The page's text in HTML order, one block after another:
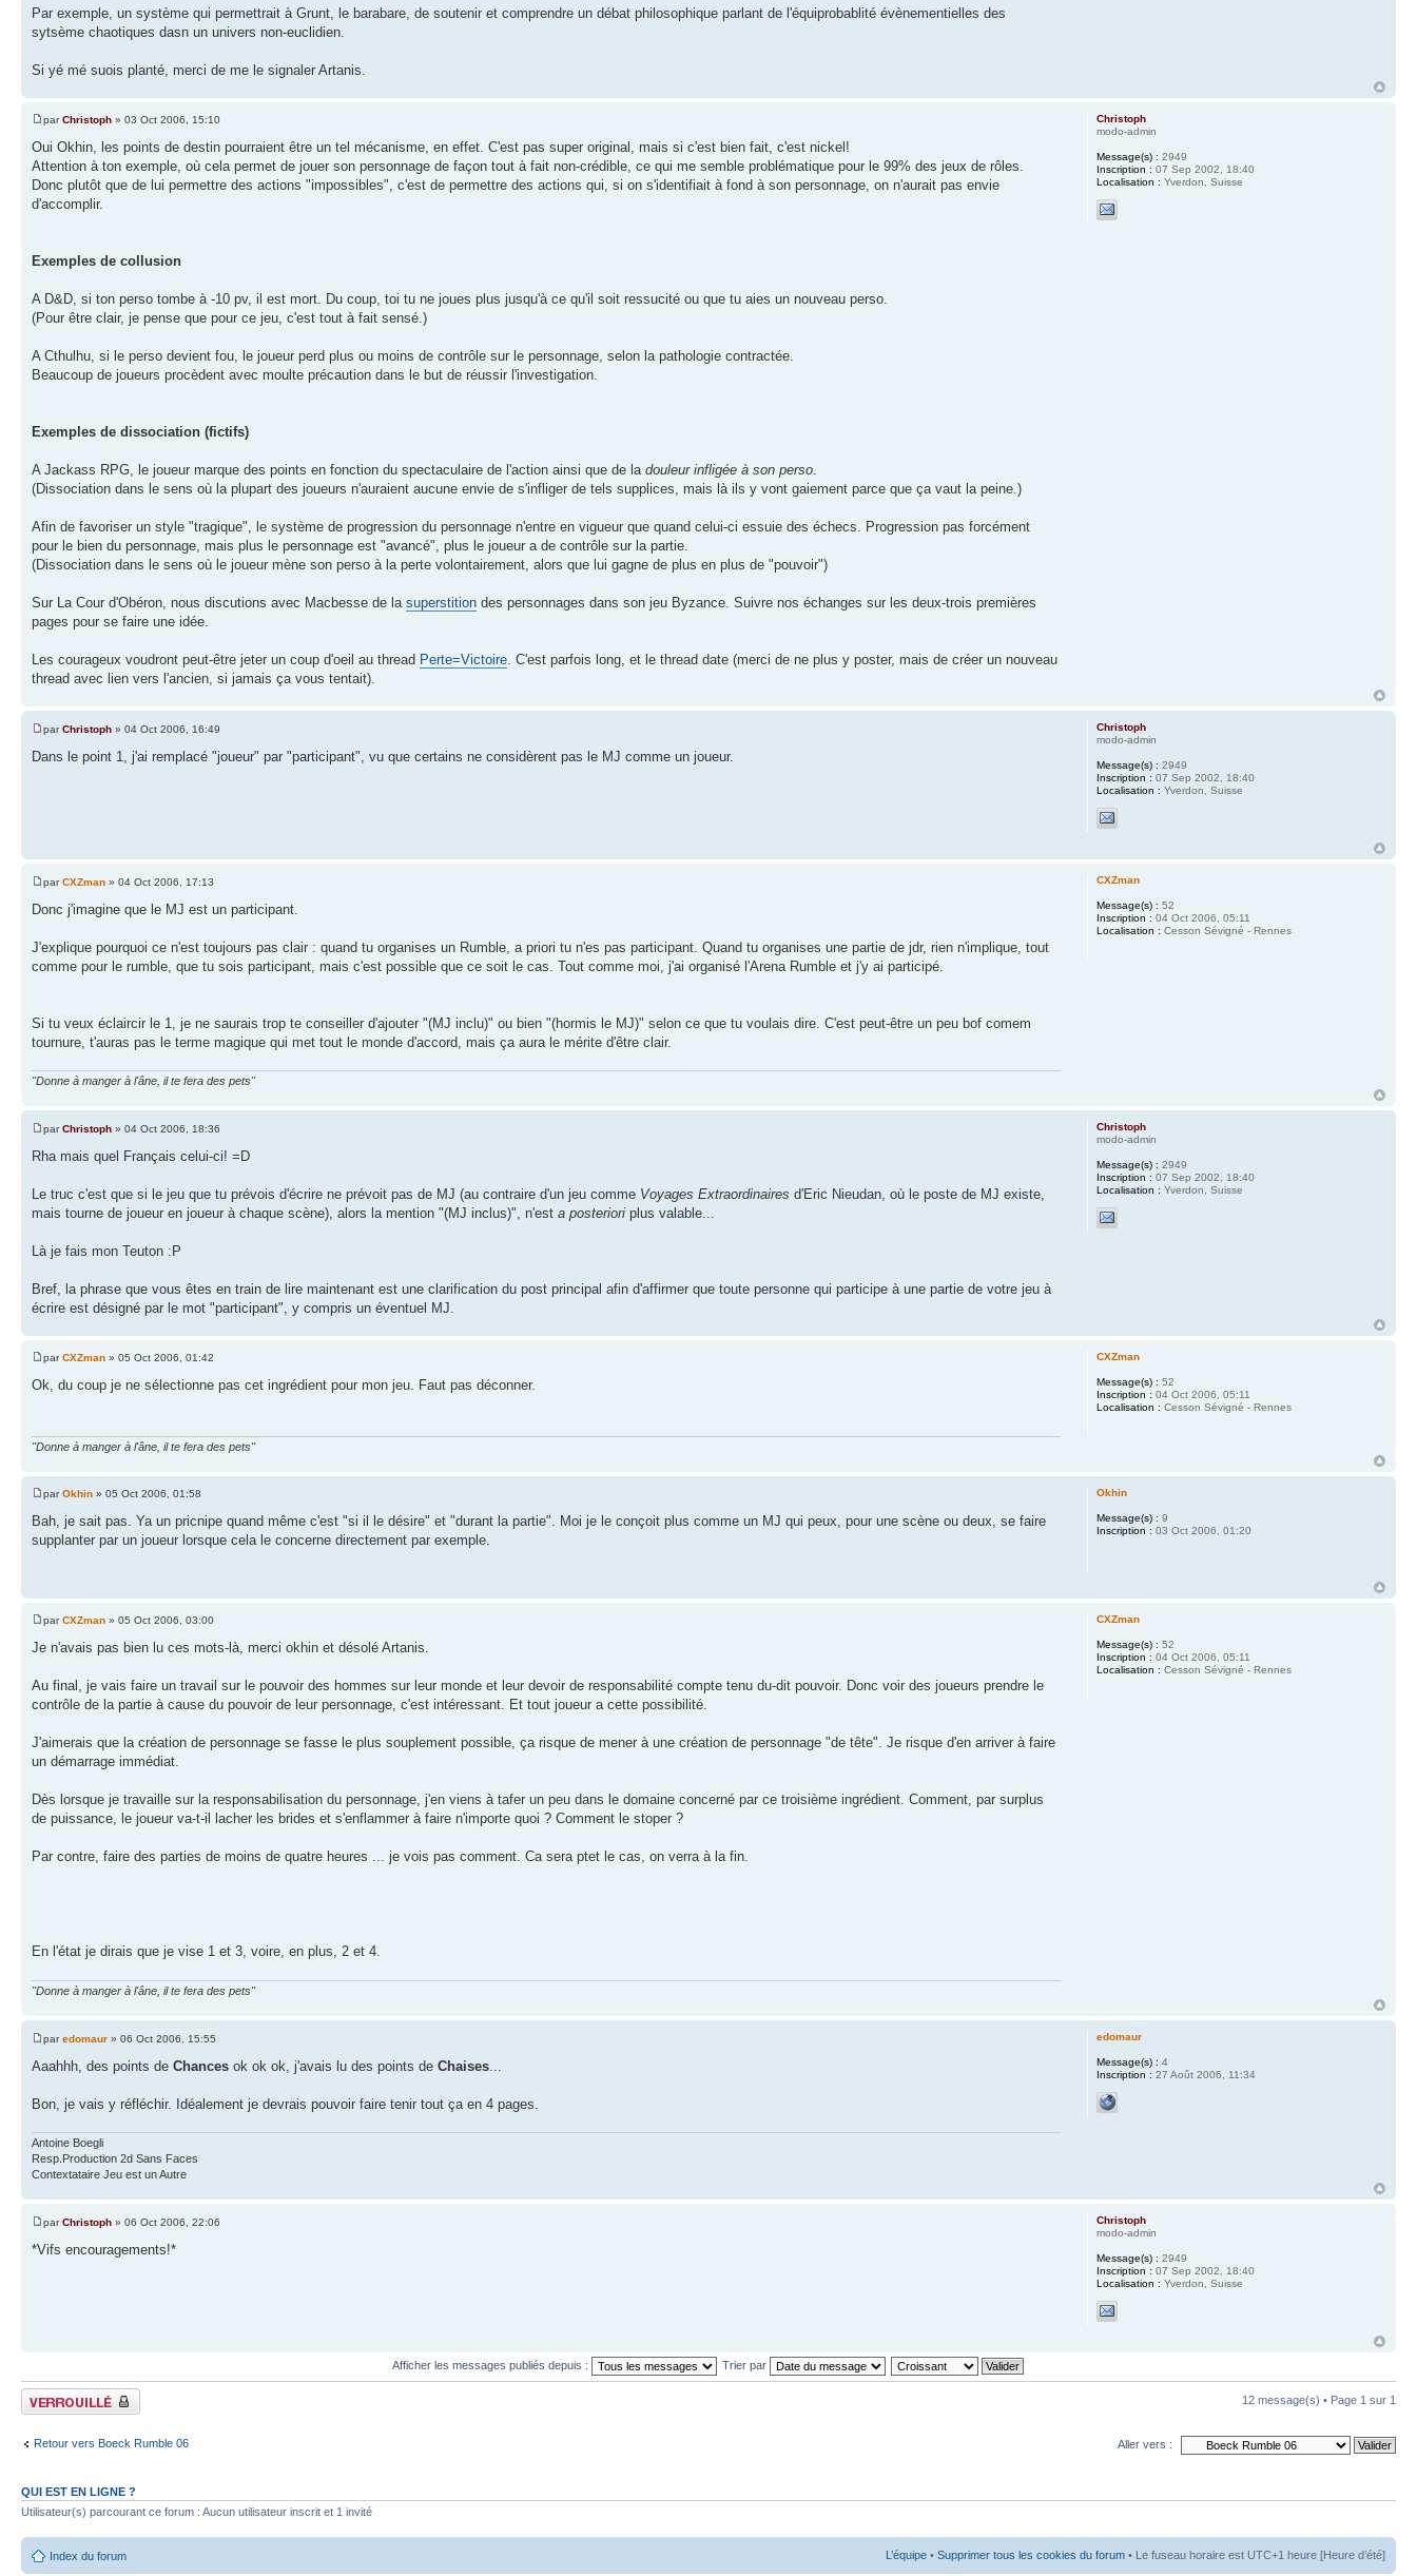
Par exemple, un système qui permettrait à Grunt, le barabare, de soutenir et comprendre un débat philosophique parlant de l'équiprobablité évènementielles des
sytsème chaotiques dasn un univers non-euclidien.
Si yé mé suois planté, merci de me le signaler Artanis.
parChristoph » 03 Oct 2006, 15:10
Oui Okhin, les points de destin pourraient être un tel mécanisme, en effet. C'est pas super original, mais si c'est bien fait, c'est nickel!
Attention à ton exemple, où cela permet de jouer son personnage de façon tout à fait non-crédible, ce qui me semble problématique pour le 99% des jeux de rôles.
Donc plutôt que de lui permettre des actions "impossibles", c'est de permettre des actions qui, si on s'identifiait à fond à son personnage, on n'aurait pas envie
d'accomplir.
Exemples de collusion
A D&D, si ton perso tombe à -10 pv, il est mort. Du coup, toi tu ne joues plus jusqu'à ce qu'il soit ressucité ou que tu aies un nouveau perso.
(Pour être clair, je pense que pour ce jeu, c'est tout à fait sensé.)
A Cthulhu, si le perso devient fou, le joueur perd plus ou moins de contrôle sur le personnage, selon la pathologie contractée.
Beaucoup de joueurs procèdent avec moulte précaution dans le but de réussir l'investigation.
Exemples de dissociation (fictifs)
A Jackass RPG, le joueur marque des points en fonction du spectaculaire de l'action ainsi que de la douleur infligée à son perso.
(Dissociation dans le sens où la plupart des joueurs n'auraient aucune envie de s'infliger de tels supplices, mais là ils y vont gaiement parce que ça vaut la peine.)
Afin de favoriser un style "tragique", le système de progression du personnage n'entre en vigueur que quand celui-ci essuie des échecs. Progression pas forcément
pour le bien du personnage, mais plus le personnage est "avancé", plus le joueur a de contrôle sur la partie.
(Dissociation dans le sens où le joueur mène son perso à la perte volontairement, alors que lui gagne de plus en plus de "pouvoir")
Sur La Cour d'Obéron, nous discutions avec Macbesse de la superstition des personnages dans son jeu Byzance. Suivre nos échanges sur les deux-trois premières
pages pour se faire une idée.
Les courageux voudront peut-être jeter un coup d'oeil au thread Perte=Victoire. C'est parfois long, et le thread date (merci de ne plus y poster, mais de créer un nouveau
thread avec lien vers l'ancien, si jamais ça vous tentait).
Christoph
modo-admin
Message(s) : 2949
Inscription : 07 Sep 2002, 18:40
Localisation : Yverdon, Suisse
parChristoph » 04 Oct 2006, 16:49
Dans le point 1, j'ai remplacé "joueur" par "participant", vu que certains ne considèrent pas le MJ comme un joueur.
Christoph
modo-admin
Message(s) : 2949
Inscription : 07 Sep 2002, 18:40
Localisation : Yverdon, Suisse
parCXZman » 04 Oct 2006, 17:13
Donc j'imagine que le MJ est un participant.
J'explique pourquoi ce n'est toujours pas clair : quand tu organises un Rumble, a priori tu n'es pas participant. Quand tu organises une partie de jdr, rien n'implique, tout
comme pour le rumble, que tu sois participant, mais c'est possible que ce soit le cas. Tout comme moi, j'ai organisé l'Arena Rumble et j'y ai participé.
Si tu veux éclaircir le 1, je ne saurais trop te conseiller d'ajouter "(MJ inclu)" ou bien "(hormis le MJ)" selon ce que tu voulais dire. C'est peut-être un peu bof comem
tournure, t'auras pas le terme magique qui met tout le monde d'accord, mais ça aura le mérite d'être clair.
"Donne à manger à l'âne, il te fera des pets"
CXZman
Message(s) : 52
Inscription : 04 Oct 2006, 05:11
Localisation : Cesson Sévigné - Rennes
parChristoph » 04 Oct 2006, 18:36
Rha mais quel Français celui-ci! =D
Le truc c'est que si le jeu que tu prévois d'écrire ne prévoit pas de MJ (au contraire d'un jeu comme Voyages Extraordinaires d'Eric Nieudan, où le poste de MJ existe,
mais tourne de joueur en joueur à chaque scène), alors la mention "(MJ inclus)", n'est a posteriori plus valable...
Là je fais mon Teuton :P
Bref, la phrase que vous êtes en train de lire maintenant est une clarification du post principal afin d'affirmer que toute personne qui participe à une partie de votre jeu à
écrire est désigné par le mot "participant", y compris un éventuel MJ.
Christoph
modo-admin
Message(s) : 2949
Inscription : 07 Sep 2002, 18:40
Localisation : Yverdon, Suisse
parCXZman » 05 Oct 2006, 01:42
Ok, du coup je ne sélectionne pas cet ingrédient pour mon jeu. Faut pas déconner.
"Donne à manger à l'âne, il te fera des pets"
CXZman
Message(s) : 52
Inscription : 04 Oct 2006, 05:11
Localisation : Cesson Sévigné - Rennes
parOkhin » 05 Oct 2006, 01:58
Bah, je sait pas. Ya un pricnipe quand même c'est "si il le désire" et "durant la partie". Moi je le conçoit plus comme un MJ qui peux, pour une scène ou deux, se faire
supplanter par un joueur lorsque cela le concerne directement par exemple.
Okhin
Message(s) : 9
Inscription : 03 Oct 2006, 01:20
parCXZman » 05 Oct 2006, 03:00
Je n'avais pas bien lu ces mots-là, merci okhin et désolé Artanis.
Au final, je vais faire un travail sur le pouvoir des hommes sur leur monde et leur devoir de responsabilité compte tenu du-dit pouvoir. Donc voir des joueurs prendre le
contrôle de la partie à cause du pouvoir de leur personnage, c'est intéressant. Et tout joueur a cette possibilité.
J'aimerais que la création de personnage se fasse le plus souplement possible, ça risque de mener à une création de personnage "de tête". Je risque d'en arriver à faire
un démarrage immédiat.
Dès lorsque je travaille sur la responsabilisation du personnage, j'en viens à tafer un peu dans le domaine concerné par ce troisième ingrédient. Comment, par surplus
de puissance, le joueur va-t-il lacher les brides et s'enflammer à faire n'importe quoi ? Comment le stoper ?
Par contre, faire des parties de moins de quatre heures ... je vois pas comment. Ca sera ptet le cas, on verra à la fin.
En l'état je dirais que je vise 1 et 3, voire, en plus, 2 et 4.
"Donne à manger à l'âne, il te fera des pets"
CXZman
Message(s) : 52
Inscription : 04 Oct 2006, 05:11
Localisation : Cesson Sévigné - Rennes
paredomaur » 06 Oct 2006, 15:55
Aaahhh, des points de Chances ok ok ok, j'avais lu des points de Chaises
Bon, je vais y réfléchir. Idéalement je devrais pouvoir faire tenir tout ça en 4 pages.
Antoine Boegli
Resp.Production 2d Sans Faces
Contextataire Jeu est un Autre
edomaur
Message(s) : 4
Inscription : 27 Août 2006, 11:34
parChristoph » 06 Oct 2006, 22:06
*Vifs encouragements!*
Christoph
modo-admin
Message(s) : 2949
Inscription : 07 Sep 2002, 18:40
Localisation : Yverdon, Suisse
Afficher les messages publiés depuis : Trier par
Fil verrouillé 12 message(s) • Page 1 sur 1
Retour vers Boeck Rumble 06 Aller vers :
QUI EST EN LIGNE ?
Utilisateur(s) parcourant ce forum : Aucun utilisateur inscrit et 1 invité
Index du forum L’équipe • Supprimer tous les cookies du forum • Le fuseau horaire est UTC+1 heure [Heure d’été]